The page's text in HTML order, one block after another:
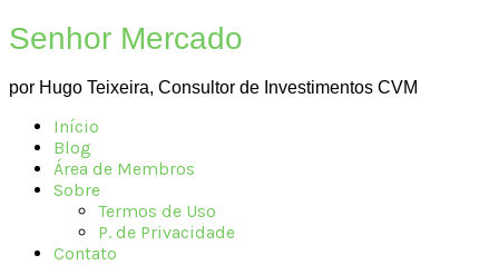
Senhor Mercado
por Hugo Teixeira, Consultor de Investimentos CVM
Início
Blog
Área de Membros
Sobre
Termos de Uso
P. de Privacidade
Contato